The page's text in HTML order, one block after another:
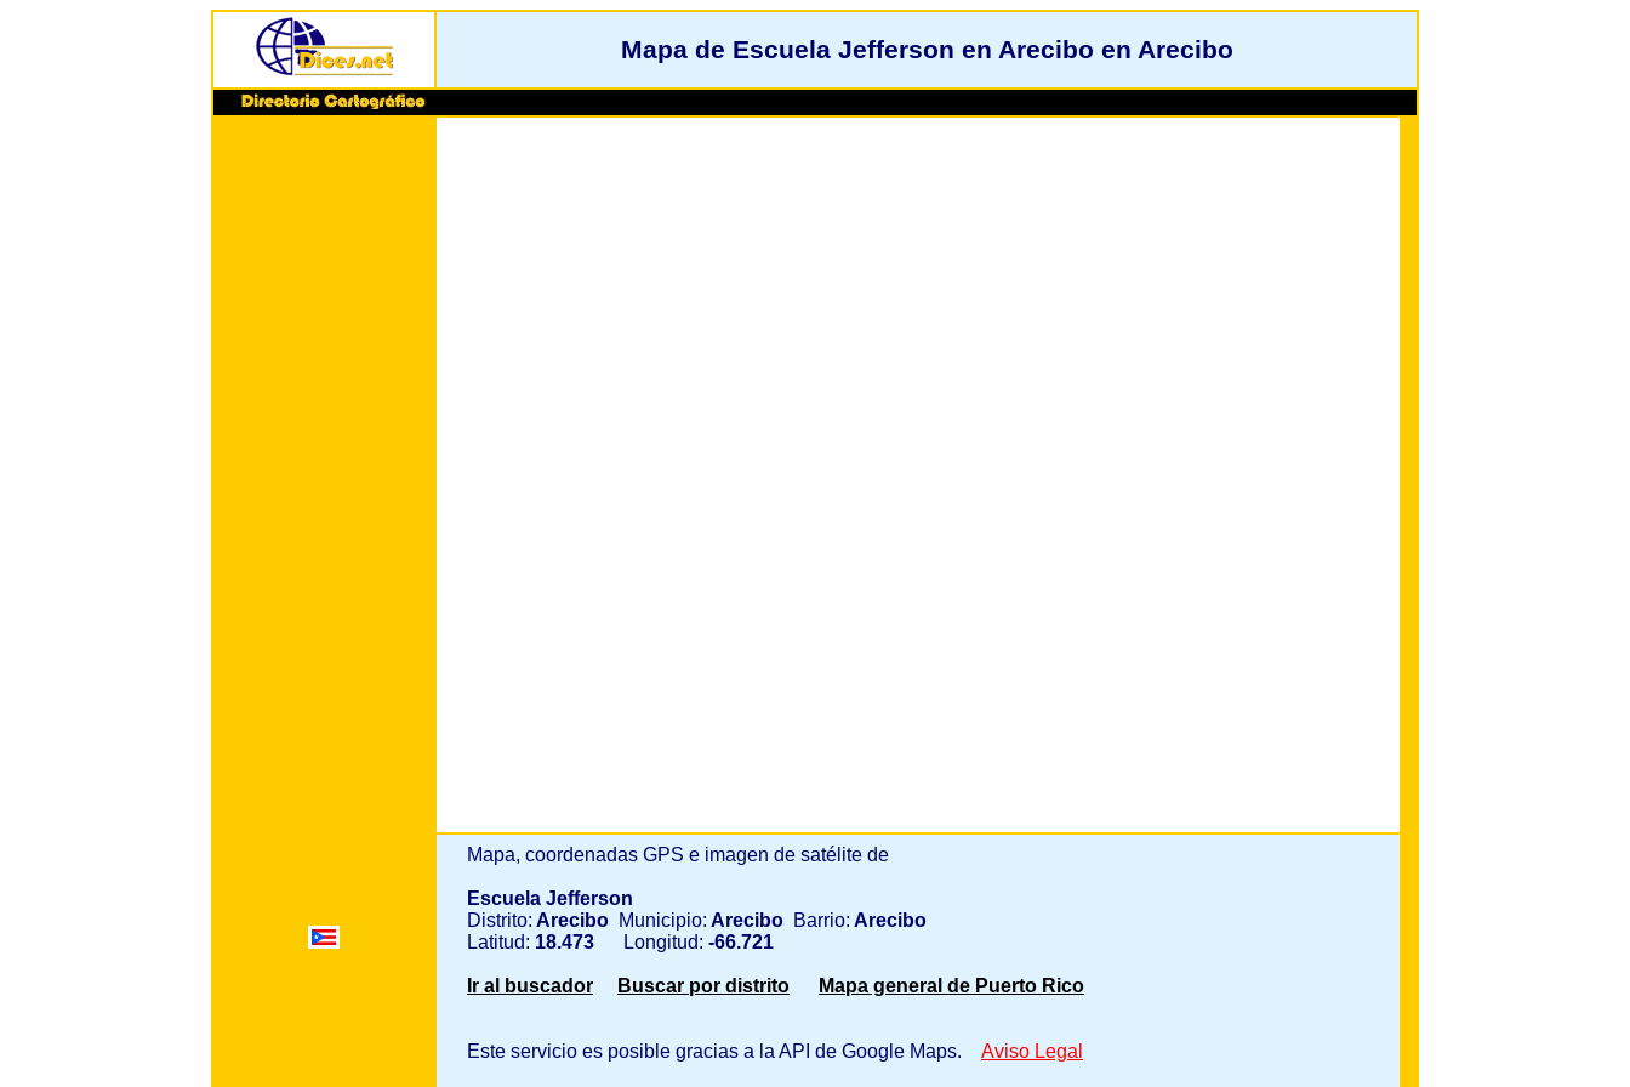
Mapa de Escuela Jefferson en Arecibo en Arecibo
Mapa, coordenadas GPS e imagen de satélite de
Escuela Jefferson
Distrito: Arecibo Municipio: Arecibo Barrio: Arecibo
Latitud: 18.473 Longitud: -66.721
Ir al buscador Buscar por distrito Mapa general de Puerto Rico
Este servicio es posible gracias a la API de Google Maps. Aviso Legal